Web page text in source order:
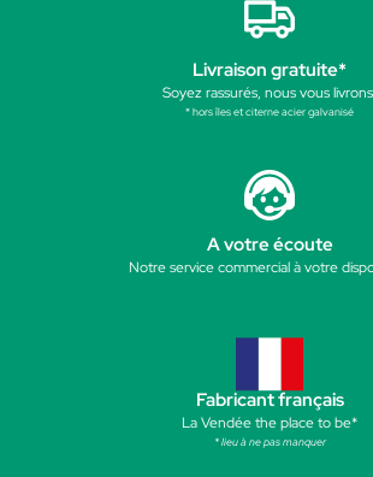
Livraison gratuite*
Soyez rassurés, nous vous
* hors îles et citerne acier galvanisé
A votre écoute
Notre service commercial à votre
Fabricant français
La Vendée the place to be*
* lieu à ne pas manquer